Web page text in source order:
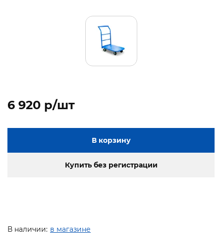
6 920 p/шт
В корзину
Купить без регистрации
В наличии: в магазине